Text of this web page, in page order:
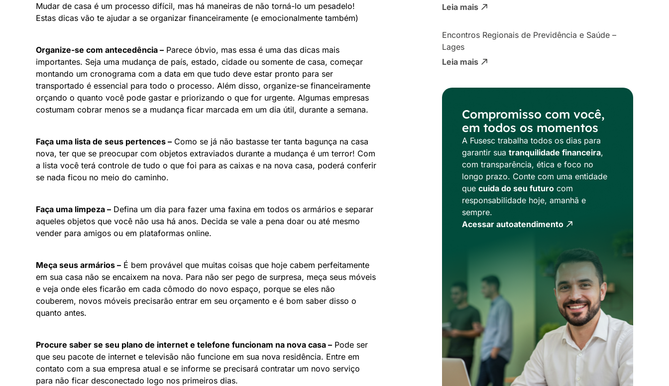
Mudar de casa é um processo difícil, mas há maneiras de não torná-lo um pesadelo!
Estas dicas vão te ajudar a se organizar financeiramente (e emocionalmente também)
Organize-se com antecedência – Parece óbvio, mas essa é uma das dicas mais
importantes. Seja uma mudança de país, estado, cidade ou somente de casa, começar
montando um cronograma com a data em que tudo deve estar pronto para ser
transportado é essencial para todo o processo. Além disso, organize-se financeiramente
orçando o quanto você pode gastar e priorizando o que for urgente. Algumas empresas
costumam cobrar menos se a mudança ficar marcada em um dia útil, durante a semana.
Faça uma lista de seus pertences – Como se já não bastasse ter tanta bagunça na casa
nova, ter que se preocupar com objetos extraviados durante a mudança é um terror! Com
a lista você terá controle de tudo o que foi para as caixas e na nova casa, poderá conferir
se nada ficou no meio do caminho.
Faça uma limpeza – Defina um dia para fazer uma faxina em todos os armários e separar
aqueles objetos que você não usa há anos. Decida se vale a pena doar ou até mesmo
vender para amigos ou em plataformas online.
Meça seus armários – É bem provável que muitas coisas que hoje cabem perfeitamente
em sua casa não se encaixem na nova. Para não ser pego de surpresa, meça seus móveis
e veja onde eles ficarão em cada cômodo do novo espaço, porque se eles não
couberem, novos móveis precisarão entrar em seu orçamento e é bom saber disso o
quanto antes.
Procure saber se seu plano de internet e telefone funcionam na nova casa – Pode ser
que seu pacote de internet e televisão não funcione em sua nova residência. Entre em
contato com a sua empresa atual e se informe se precisará contratar um novo serviço
para não ficar desconectado logo nos primeiros dias.
Leia mais
Encontros Regionais de Previdência e Saúde –
Lages
Leia mais
Compromisso com você,
em todos os momentos
A Fusesc trabalha todos os dias para
garantir sua tranquilidade financeira,
com transparência, ética e foco no
longo prazo. Conte com uma entidade
que cuida do seu futuro com
responsabilidade hoje, amanhã e
sempre.
Acessar autoatendimento